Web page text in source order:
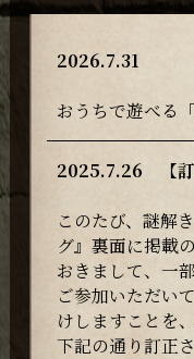
2026.7.31
おうちで遊べる
2025.7.26 【訂
このたび、謎解
グ』裏面に掲載
おきまして、一
ご参加いただい
けしますことを
下記の通り訂正